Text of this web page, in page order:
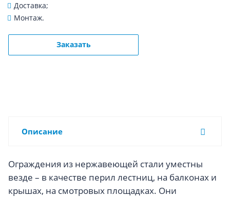
Доставка;
Монтаж.
Заказать
Описание
Ограждения из нержавеющей стали уместны
везде – в качестве перил лестниц, на балконах и
крышах, на смотровых площадках. Они